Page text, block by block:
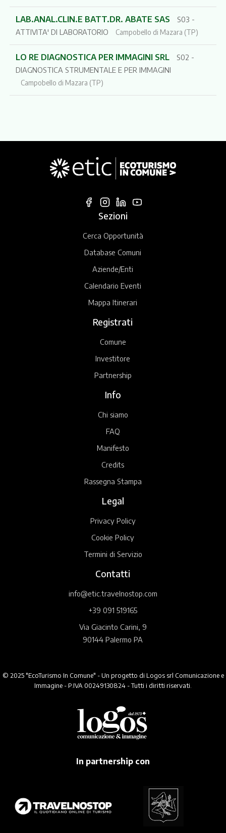
LAB.ANAL.CLIN.E BATT.DR. ABATE SAS
S03 -
ATTIVITA' DI LABORATORIO
Campobello di Mazara (TP)
LO RE DIAGNOSTICA PER IMMAGINI SRL
S02 -
DIAGNOSTICA STRUMENTALE E PER IMMAGINI
Campobello di Mazara (TP)
Sezioni
Cerca Opportunità
Database Comuni
Aziende/Enti
Calendario Eventi
Mappa Itinerari
Registrati
Comune
Investitore
Partnership
Info
Chi siamo
FAQ
Manifesto
Credits
Rassegna Stampa
Legal
Privacy Policy
Cookie Policy
Termini di Servizio
Contatti
info@etic.travelnostop.com
+39 091 519165
Via Giacinto Carini, 9
90144 Palermo PA
© 2025 "EcoTurismo In Comune" - Un progetto di Logos srl Comunicazione e
Immagine - P.IVA 00249130824 - Tutti i diritti riservati.
In partnership con